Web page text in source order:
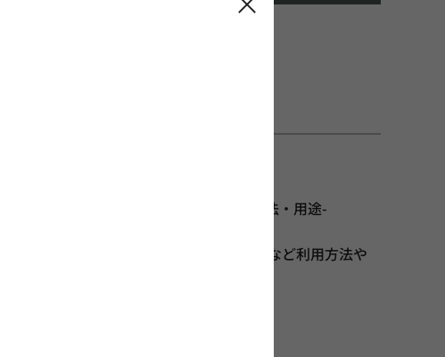
アプリケーションガイド-利用方法・用途-
距離検知原理やPAS用途・人体検知など利用方法や